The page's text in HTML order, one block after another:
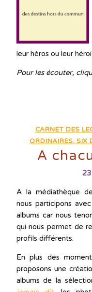
leur héros ou leur
Pour les écouter,
CARNET DES
ORDINAIRES, SIX
A
A la médiathèque
nous participons
albums car nous
qui nous permet de
profils différents.
En plus des
proposons une
albums de la